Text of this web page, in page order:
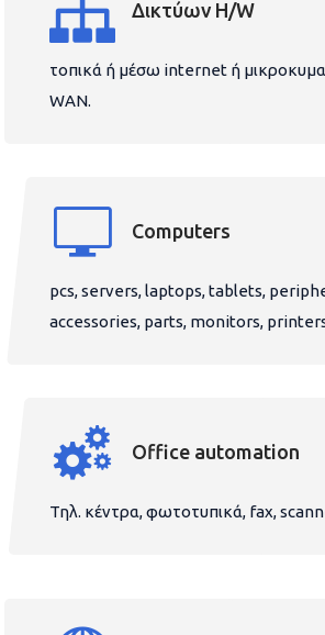
Δικτύων H/W
τοπικά ή μέσω internet ή
WAN.
Computers
pcs, servers, laptops, tablets,
accessories, parts, monitors,
Office automation
Τηλ. κέντρα, φωτοτυπικά, fax,